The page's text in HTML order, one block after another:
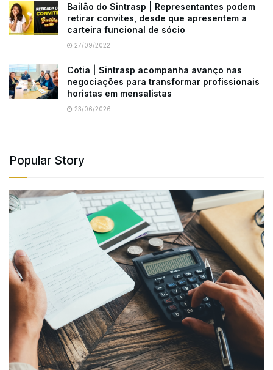
Bailão do Sintrasp | Representantes podem
retirar convites, desde que apresentem a
carteira funcional de sócio
27/09/2022
Cotia | Sintrasp acompanha avanço nas
negociações para transformar profissionais
horistas em mensalistas
23/06/2026
Popular Story